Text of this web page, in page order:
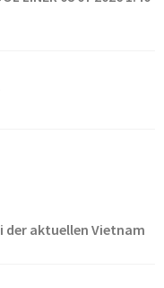
der aktuellen Vietnam